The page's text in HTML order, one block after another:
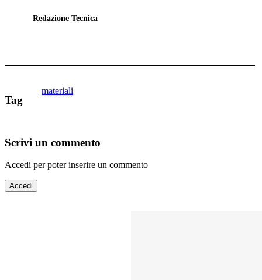
Redazione Tecnica
Tag
materiali
Scrivi un commento
Accedi per poter inserire un commento
Accedi